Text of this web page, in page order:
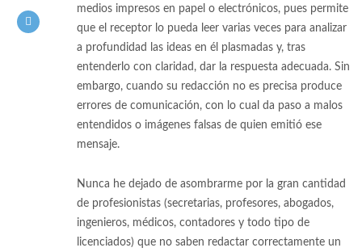
medios impresos en papel o electrónicos, pues permite
que el receptor lo pueda leer varias veces para analizar
a profundidad las ideas en él plasmadas y, tras
entenderlo con claridad, dar la respuesta adecuada. Sin
embargo, cuando su redacción no es precisa produce
errores de comunicación, con lo cual da paso a malos
entendidos o imágenes falsas de quien emitió ese
mensaje.
Nunca he dejado de asombrarme por la gran cantidad
de profesionistas (secretarias, profesores, abogados,
ingenieros, médicos, contadores y todo tipo de
licenciados) que no saben redactar correctamente un